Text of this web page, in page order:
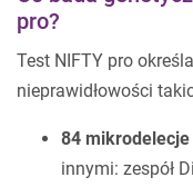
pro?
Test NIFTY pro
nieprawidłowości
84
innymi: zespół